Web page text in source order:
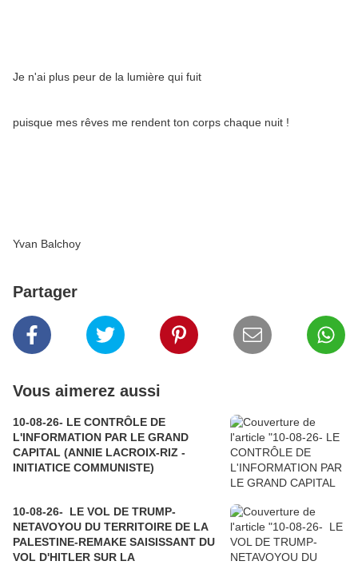
Je n'ai plus peur de la lumière qui fuit
puisque mes rêves me rendent ton corps chaque nuit !
Yvan Balchoy
Partager
Vous aimerez aussi
10-08-26- LE CONTRÔLE DE
L'INFORMATION PAR LE GRAND
CAPITAL (ANNIE LACROIX-RIZ -
INITIATICE COMMUNISTE)
10-08-26- LE VOL DE TRUMP-
NETAVOYOU DU TERRITOIRE DE LA
PALESTINE-REMAKE SAISISSANT DU
VOL D'HITLER SUR LA